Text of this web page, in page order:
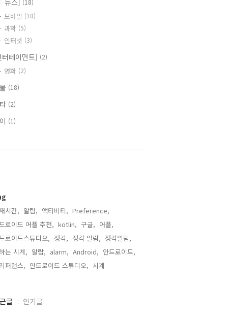
뉴스] (18)
모바일 (10)
과학 (5)
인터넷 (3)
터테이먼트] (2)
영화 (2)
(18)
(2)
(1)
시간, 알림, 액티비티, Preference,
로이드 어플 추천, kotlin, 구글, 어플,
로이드스튜디오, 정각, 정각 알림, 정각알림,
는 시계, 알람, alarm, Android, 안드로이드,
퍼런스, 안드로이드 스튜디오, 시계,
글 인기글